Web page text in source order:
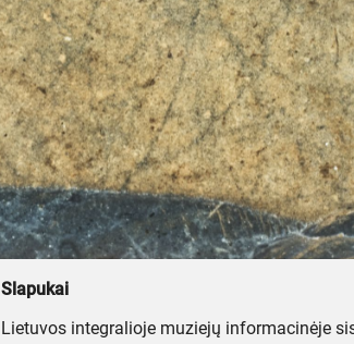
Slapukai
Lietuvos integralioje muziejų informacinėje